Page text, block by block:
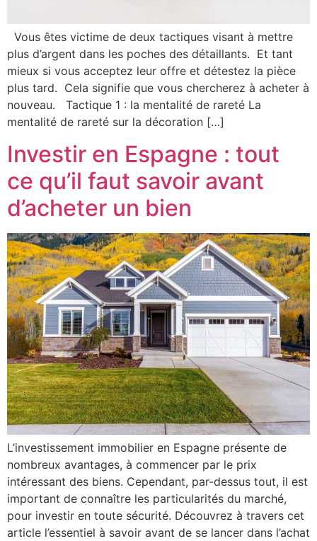
Vous êtes victime de deux tactiques visant à mettre
plus d’argent dans les poches des détaillants. Et tant
mieux si vous acceptez leur offre et détestez la pièce
plus tard. Cela signifie que vous chercherez à acheter à
nouveau. Tactique 1 : la mentalité de rareté La
mentalité de rareté sur la décoration […]
Investir en Espagne : tout
ce qu’il faut savoir avant
d’acheter un bien
L’investissement immobilier en Espagne présente de
nombreux avantages, à commencer par le prix
intéressant des biens. Cependant, par-dessus tout, il est
important de connaître les particularités du marché,
pour investir en toute sécurité. Découvrez à travers cet
article l’essentiel à savoir avant de se lancer dans l’achat